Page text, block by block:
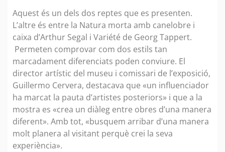
Aquest és un dels dos reptes que es presenten.
L’altre és entre la Natura morta amb canelobre i
caixa d’Arthur Segal i Variété de Georg Tappert.
Permeten comprovar com dos estils tan
marcadament diferenciats poden conviure. El
director artístic del museu i comissari de l’exposició,
Guillermo Cervera, destacava que «un influenciador
ha marcat la pauta d’artistes posteriors» i que a la
mostra es «crea un diàleg entre obres d’una manera
diferent». Amb tot, «busquem arribar d’una manera
molt planera al visitant perquè crei la seva
experiència».